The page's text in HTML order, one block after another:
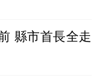
縣市首長全走